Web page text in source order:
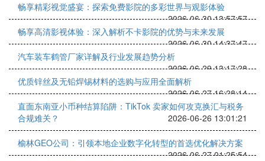
畅享精彩视觉盛宴：探索免费影院的多彩世界与观影体验
2026-06-30 13:57:57
畅享高清影视体验：深入解析不卡影院的优势与未来发展
2026-06-30 14:37:47
汽车装车鹤管厂家详解及行业发展趋势分析
2026-06-29 13:17:28
优质锌丝及无铅焊锡材料的选购与应用全面解析
2026-06-27 16:28:14
直面东南亚小币种结算陷阱：TikTok 卖家如何攻克换汇与税务
合规难关？
2026-06-26 13:01:21
榆林GEO公司：引领本地企业数字化转型的首选优化解决方案
2026-06-27 01:25:54